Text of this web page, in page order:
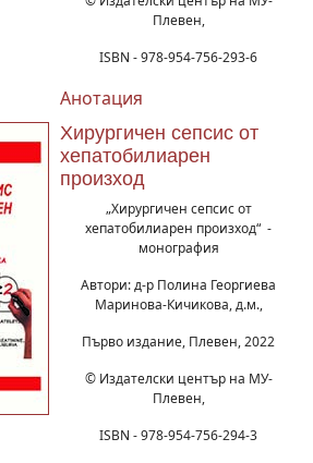
Плевен,
ISBN - 978-954-756-293-6
Анотация
Хирургичен сепсис от
хепатобилиарен
произход
„Хирургичен сепсис от
хепатобилиарен произход“ -
монография
Автори: д-р Полина Георгиева
Маринова-Кичикова, д.м.,
Първо издание, Плевен, 2022
© Издателски център на МУ-
Плевен,
ISBN - 978-954-756-294-3